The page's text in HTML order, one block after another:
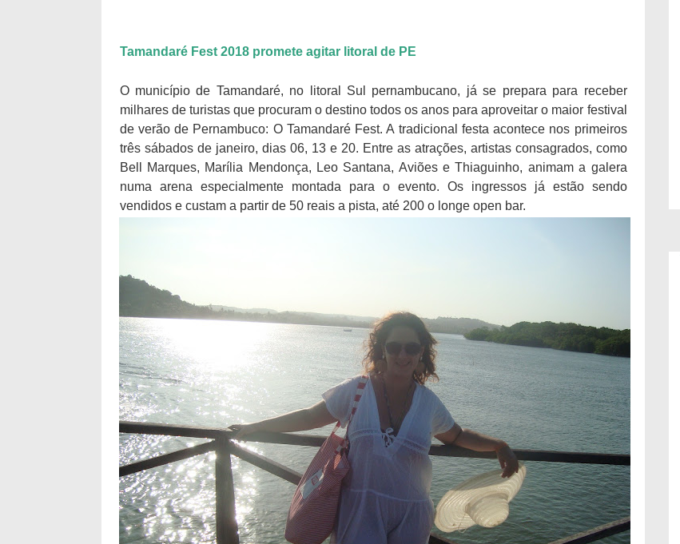
Tamandaré Fest 2018 promete agitar litoral de PE
O município de Tamandaré, no litoral Sul pernambucano, já se prepara para receber
milhares de turistas que procuram o destino todos os anos para aproveitar o maior festival
de verão de Pernambuco: O Tamandaré Fest. A tradicional festa acontece nos primeiros
três sábados de janeiro, dias 06, 13 e 20. Entre as atrações, artistas consagrados, como
Bell Marques, Marília Mendonça, Leo Santana, Aviões e Thiaguinho, animam a galera
numa arena especialmente montada para o evento. Os ingressos já estão sendo
vendidos e custam a partir de 50 reais a pista, até 200 o longe open bar.